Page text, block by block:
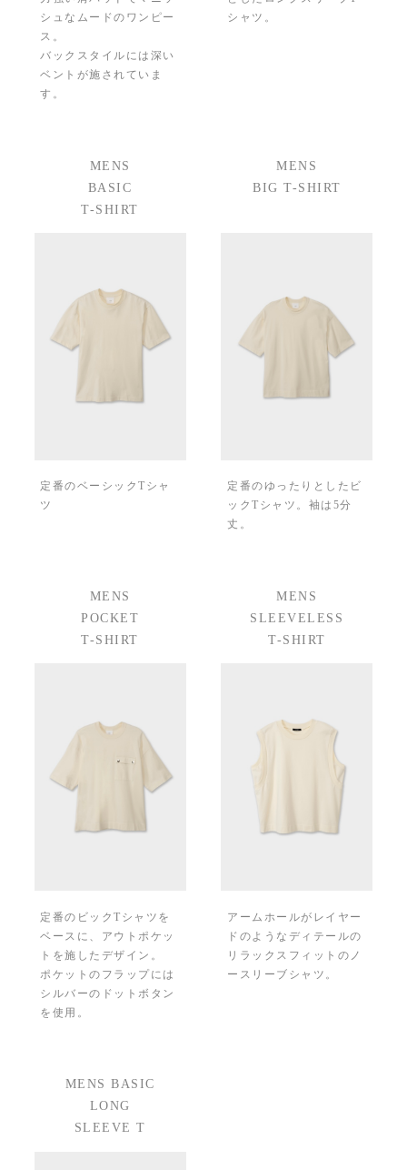
シュなムードのワンピー
ス。
バックスタイルには深い
ベントが施されていま
す。
シャツ。
MENS
BASIC
T-SHIRT
定番のベーシックTシャ
ツ
MENS
BIG T-SHIRT
定番のゆったりとしたビ
ックTシャツ。袖は5分
丈。
MENS
POCKET
T-SHIRT
定番のビックTシャツを
ベースに、アウトポケッ
トを施したデザイン。
ポケットのフラップには
シルバーのドットボタン
を使用。
MENS
SLEEVELESS
T-SHIRT
アームホールがレイヤー
ドのようなディテールの
リラックスフィットのノ
ースリーブシャツ。
MENS BASIC
LONG
SLEEVE T